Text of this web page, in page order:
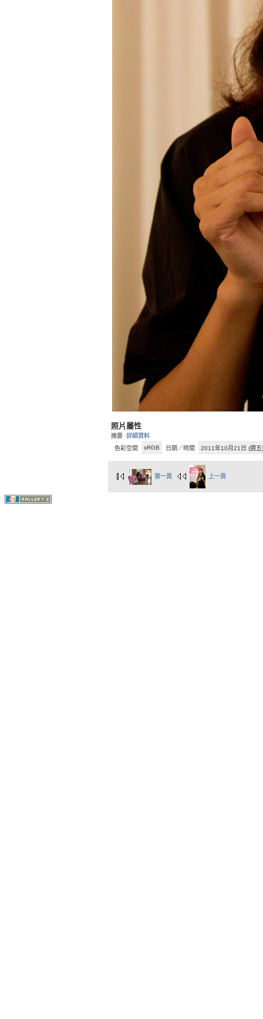
照片屬性
摘要 詳細資料
色彩空間
sRGB 日期／時間 2011年10月21日 (週
第一頁 上一頁